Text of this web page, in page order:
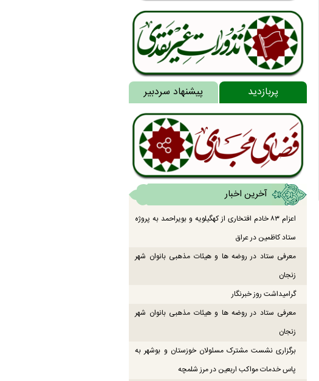
پربازدید پیشنهاد سردبیر
آخرین اخبار
اعزام ۸۳ خادم افتخاری از کهگیلویه و بویراحمد به پروژه
ستاد کاظمین در عراق
معرفی ستاد در روضه ها و هیئات مذهبی بانوان شهر
زنجان
گرامیداشت روز خبرنگار
معرفی ستاد در روضه ها و هیئات مذهبی بانوان شهر
زنجان
برگزاری نشست مشترک مسئولان خوزستان و بوشهر به
پاس خدمات مواکب اربعین در مرز شلمچه